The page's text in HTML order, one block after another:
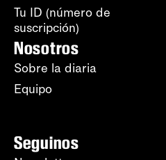
Tu ID (número de
suscripción)
Nosotros
Sobre la diaria
Equipo
Seguinos